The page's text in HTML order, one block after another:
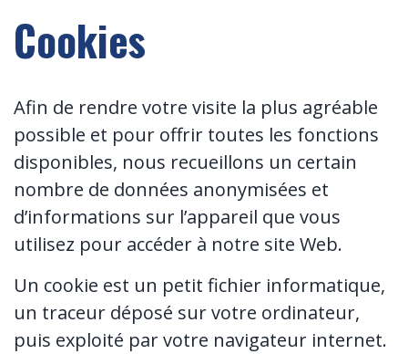
Cookies
Afin de rendre votre visite la plus agréable
possible et pour offrir toutes les fonctions
disponibles, nous recueillons un certain
nombre de données anonymisées et
d’informations sur l’appareil que vous
utilisez pour accéder à notre site Web.
Un cookie est un petit fichier informatique,
un traceur déposé sur votre ordinateur,
puis exploité par votre navigateur internet.